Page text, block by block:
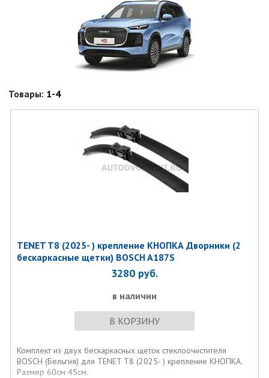
Товары: 1-4
TENET T8 (2025- ) крепление КНОПКА Дворники (2
бескаркаcные щетки) BOSCH A187S
3280 руб.
в наличии
В КОРЗИНУ
Комплект из двух бескаркаcных щеток стеклоочистителя
BOSCH (Бельгия) для TENET T8 (2025- ) крепление КНОПКА.
Размер 60см 45см.